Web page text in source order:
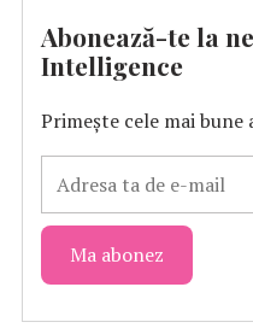
Abonează-te la
Intelligence
Primește cele mai